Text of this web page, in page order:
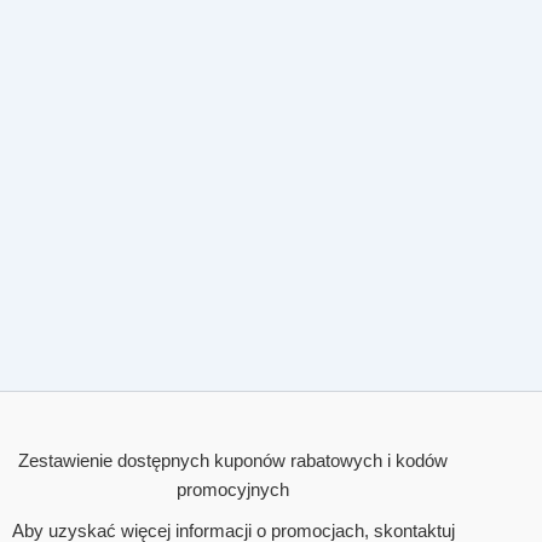
Zestawienie dostępnych kuponów rabatowych i kodów
promocyjnych
Aby uzyskać więcej informacji o promocjach, skontaktuj